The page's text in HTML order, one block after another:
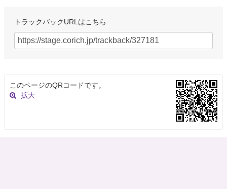
トラックバックURLはこちら
このページのQRコードです。
拡大